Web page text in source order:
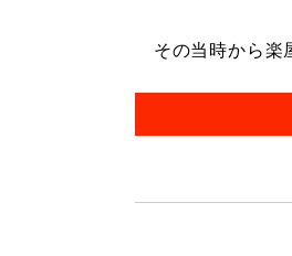
その当時から楽